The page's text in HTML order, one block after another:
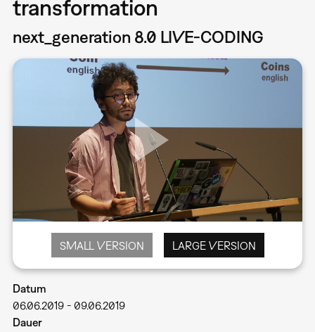
transformation
next_generation 8.0 LIVE-CODING
SMALL VERSION LARGE VERSION
Datum
06.06.2019- 09.06.2019
Dauer